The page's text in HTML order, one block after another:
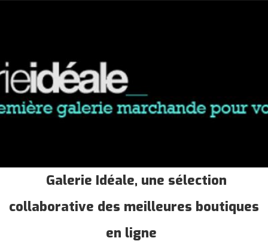
Galerie Idéale, une sélection
collaborative des meilleures boutiques
en ligne